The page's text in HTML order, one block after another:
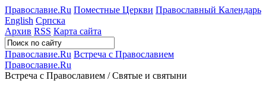
Православие.Ru Поместные Церкви Православный Календарь
English Српска
Архив RSS Карта сайта
Православие.Ru Встреча с Православием
Православие.Ru
Встреча с Православием / Святые и святыни